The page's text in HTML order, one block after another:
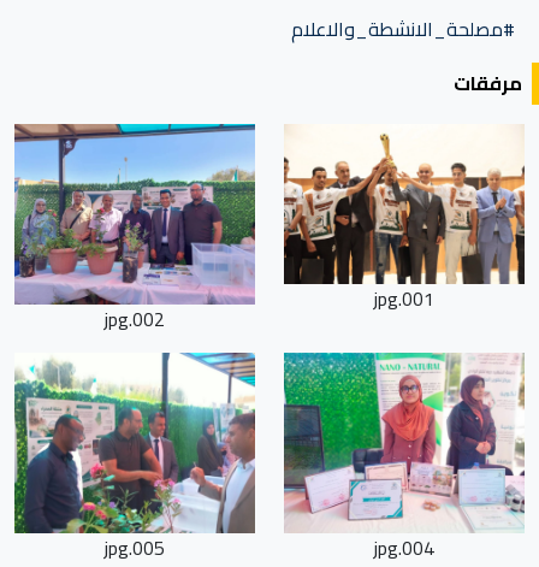
#مصلحة_الانشطة_والاعلام
مرفقات
001.jpg
002.jpg
004.jpg
005.jpg